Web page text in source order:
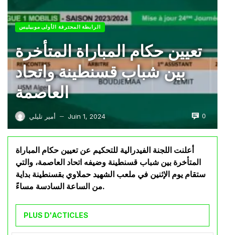
الرابطة المحترفة الأولى موبيليس
تعيين حكام المباراة المتأخرة
بين شباب قسنطينة واتحاد
العاصمة
أمير تليلي — Juin 1, 2024 0
أعلنت اللجنة الفيدرالية للتحكيم عن تعيين حكام المباراة
المتأخرة بين شباب قسنطينة وضيفه اتحاد العاصمة، والتي
ستقام يوم الإثنين في ملعب الشهيد حملاوي بقسنطينة بداية
من الساعة السادسة مساءً.
PLUS D'ACTICLES